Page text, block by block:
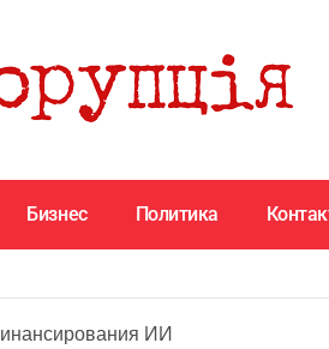
Бизнес Политика
ИИ